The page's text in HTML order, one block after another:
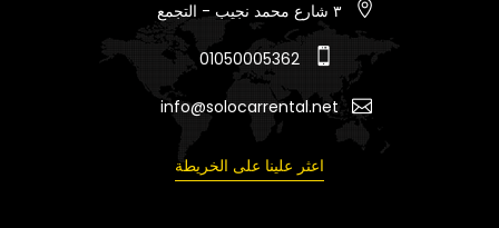
٣ شارع محمد نجيب - التجمع
01050005362
info@solocarrental.net
اعثر علينا على الخريطة